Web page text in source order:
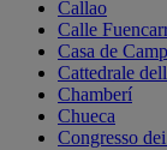
Callao
Calle
Casa de
Cattedrale
Chamberí
Chueca
Congresso